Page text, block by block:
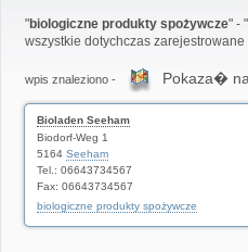
"biologiczne produkty spożywcze" -
wszystkie dotychczas
wpis znaleziono - Pokaza�
Bioladen Seeham
Biodorf-Weg 1
5164 Seeham
Tel.: 06643734567
Fax: 06643734567
biologiczne produkty spożywcze